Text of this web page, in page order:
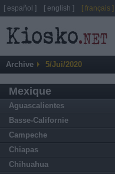
Archive 5/Jui/2020
Mexique
Aguascalientes
Basse-Californie
Campeche
Chiapas
Chihuahua
[ español ] [ english ] [ français ]